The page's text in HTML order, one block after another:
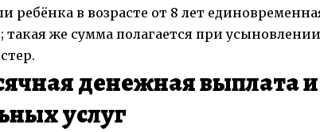
ребёнка в возрасте от 8 лет
такая же сумма полагается при
денежная выплата
услуг